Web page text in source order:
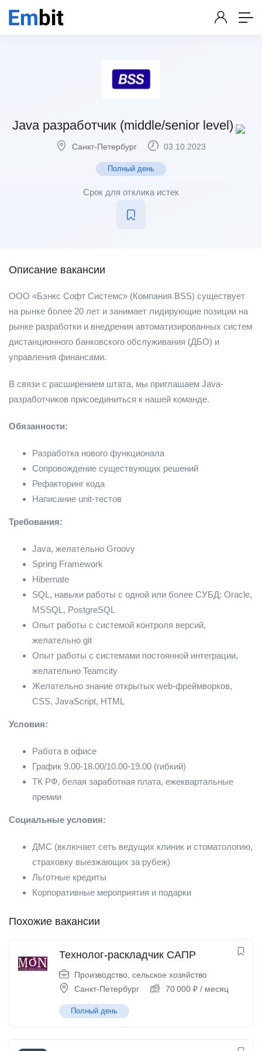
Java разработчик (middle/senior level)
Санкт-Петербург 03.10.2023
Полный день
Срок для отклика истек
Описание вакансии
ООО «Бэнкс Софт Системс» (Компания BSS) существует
на рынке более 20 лет и занимает лидирующие позиции на
рынке разработки и внедрения автоматизированных систем
дистанционного банковского обслуживания (ДБО) и
управления финансами.
В связи с расширением штата, мы приглашаем Java-
разработчиков присоединиться к нашей команде.
Обязанности:
Разработка нового функционала
Сопровождение существующих решений
Рефакторинг кода
Написание unit-тестов
Требования:
Java, желательно Groovy
Spring Framework
Hibernate
SQL, навыки работы с одной или более СУБД: Oracle,
MSSQL, PostgreSQL
Опыт работы с системой контроля версий,
желательно git
Опыт работы с системами постоянной интеграции,
желательно Teamcity
Желательно знание открытых web-фреймворков,
CSS, JavaScript, HTML
Условия:
Работа в офисе
График 9.00-18.00/10.00-19.00 (гибкий)
ТК РФ, белая заработная плата, ежеквартальные
премии
Социальные условия:
ДМС (включает сеть ведущих клиник и стоматологию,
страховку выезжающих за рубеж)
Льготные кредиты
Корпоративные мероприятия и подарки
Похожие вакансии
Технолог-раскладчик САПР
Производство, сельское хозяйство
Санкт-Петербург
70 000 ₽ / месяц
Полный день